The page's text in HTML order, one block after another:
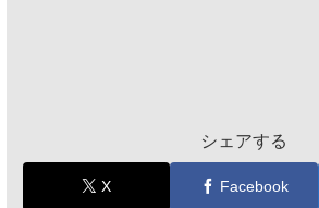
シェアする
X Facebook